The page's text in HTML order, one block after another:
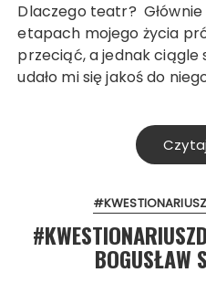
Dlaczego teatr?
etapach mojego życia
przeciąć, a jednak ciągle
udało mi się jakoś do
BOGUSŁAW